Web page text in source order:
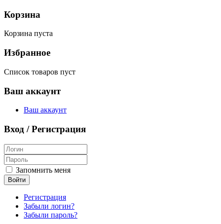
Корзина
Корзина пуста
Избранное
Список товаров пуст
Ваш аккаунт
Ваш аккаунт
Вход / Регистрация
Запомнить меня
Войти
Регистрация
Забыли логин?
Забыли пароль?